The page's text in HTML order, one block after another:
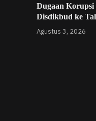
Dugaan
Disdikbud ke
Agustus 3, 2026